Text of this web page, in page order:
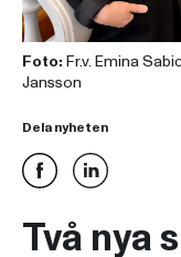
Foto: Fr.v. Emina
Jansson
Dela nyheten
Två nya